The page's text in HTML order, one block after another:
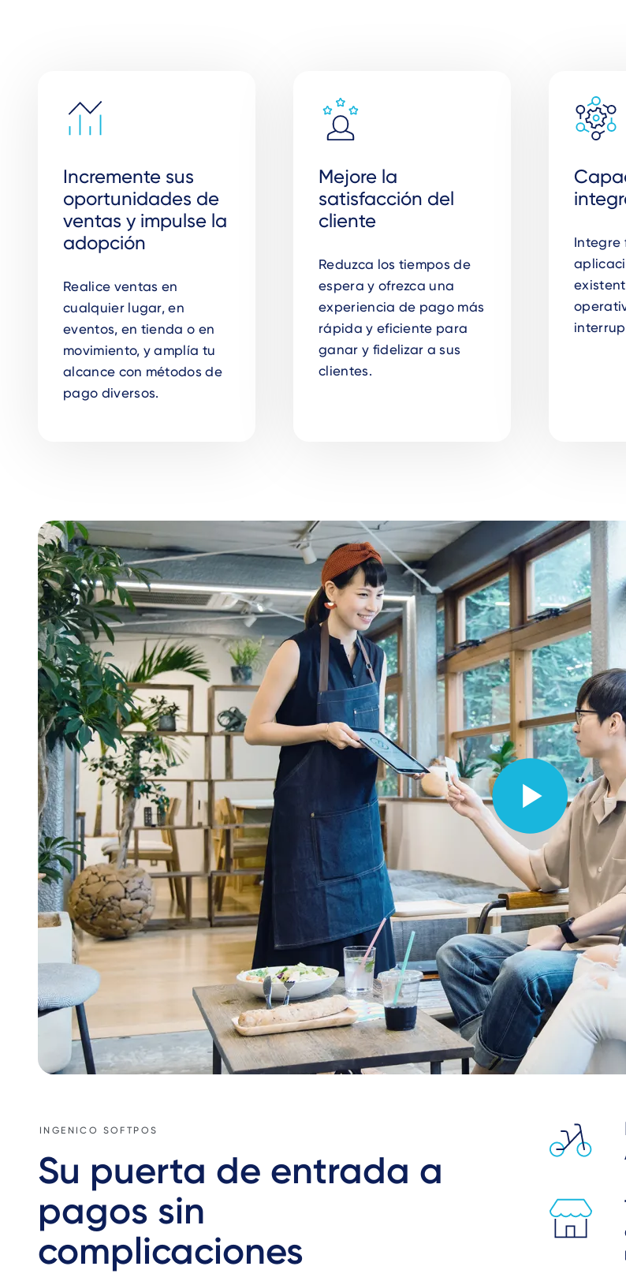
Incremente sus
oportunidades de
ventas y impulse la
adopción
Realice ventas en
cualquier lugar, en
eventos, en tienda o en
movimiento, y amplía tu
alcance con métodos de
pago diversos.
Mejore la
satisfacción del
cliente
Reduzca los tiempos de
espera y ofrezca una
experiencia de pago más
rápida y eficiente para
ganar y fidelizar a sus
clientes.
Integre
Video
INGENICO SOFTPOS
Su puerta de entrada a
pagos sin
complicaciones